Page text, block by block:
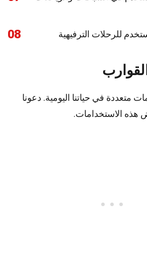
08
للرحلات الترفيهية
متعددة في حياتنا اليومية. دعونا
هذه الاستخدامات.